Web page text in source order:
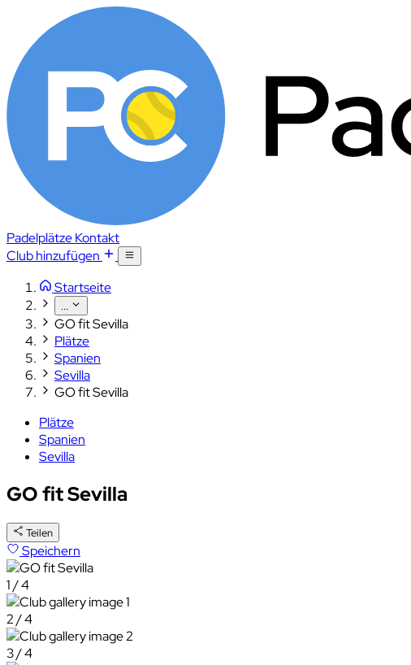
PadelplätzeKontakt
Club hinzufügen
Startseite
...
GO fit Sevilla
Plätze
Spanien
Sevilla
GO fit Sevilla
Plätze
Spanien
Sevilla
GO fit Sevilla
Teilen
Speichern
1 / 4
2 / 4
3 / 4